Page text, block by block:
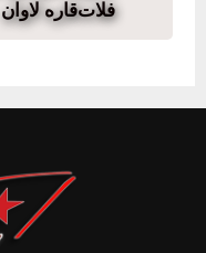
فلات‌قاره لاوان